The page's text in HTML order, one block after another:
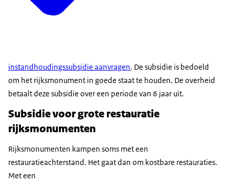
instandhoudingssubsidie aanvragen. De subsidie is bedoeld
om het rijksmonument in goede staat te houden. De overheid
betaalt deze subsidie over een periode van 6 jaar uit.
Subsidie voor grote restauratie
rijksmonumenten
Rijksmonumenten kampen soms met een
restauratieachterstand. Het gaat dan om kostbare restauraties.
Met een